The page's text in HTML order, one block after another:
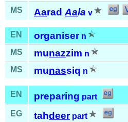
MS AaradAala v
EN organiser n
MS
munazzim n
MS munassiq n
EN preparing part
EG
tahdeer part